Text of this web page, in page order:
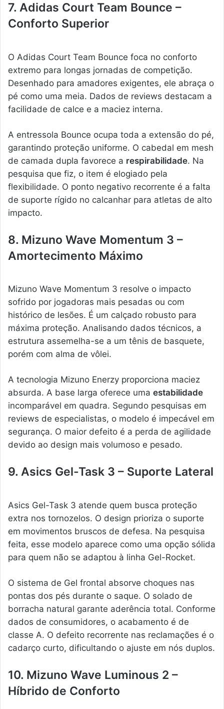
7. Adidas Court Team Bounce –
Conforto Superior
O Adidas Court Team Bounce foca no conforto
extremo para longas jornadas de competição.
Desenhado para amadores exigentes, ele abraça o
pé como uma meia. Dados de reviews destacam a
facilidade de calce e a maciez interna.
A entressola Bounce ocupa toda a extensão do pé,
garantindo proteção uniforme. O cabedal em mesh
de camada dupla favorece a respirabilidade. Na
pesquisa que fiz, o item é elogiado pela
flexibilidade. O ponto negativo recorrente é a falta
de suporte rígido no calcanhar para atletas de alto
impacto.
8. Mizuno Wave Momentum 3 –
Amortecimento Máximo
Mizuno Wave Momentum 3 resolve o impacto
sofrido por jogadoras mais pesadas ou com
histórico de lesões. É um calçado robusto para
máxima proteção. Analisando dados técnicos, a
estrutura assemelha-se a um tênis de basquete,
porém com alma de vôlei.
A tecnologia Mizuno Enerzy proporciona maciez
absurda. A base larga oferece uma estabilidade
incomparável em quadra. Segundo pesquisas em
reviews de especialistas, o modelo é impecável em
segurança. O maior defeito é a perda de agilidade
devido ao design mais volumoso e pesado.
9. Asics Gel-Task 3 – Suporte Lateral
Asics Gel-Task 3 atende quem busca proteção
extra nos tornozelos. O design prioriza o suporte
em movimentos bruscos de defesa. Na pesquisa
feita, esse modelo aparece como uma opção sólida
para quem não se adaptou à linha Gel-Rocket.
O sistema de Gel frontal absorve choques nas
pontas dos pés durante o saque. O solado de
borracha natural garante aderência total. Conforme
dados de consumidores, o acabamento é de
classe A. O defeito recorrente nas reclamações é o
cadarço curto, dificultando o ajuste em nós duplos.
10. Mizuno Wave Luminous 2 –
Híbrido de Conforto